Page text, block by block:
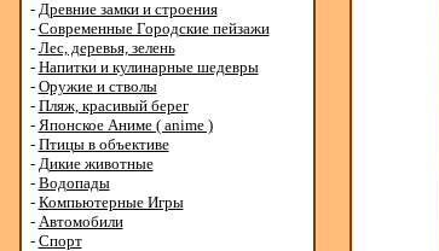
- Древние замки и строения
- Современные Городские пейзажи
- Лес, деревья, зелень
- Напитки и кулинарные шедевры
- Оружие и стволы
- Пляж, красивый берег
- Японское Аниме ( anime )
- Птицы в объективе
- Дикие животные
- Водопады
- Компьютерные Игры
- Автомобили
- Спорт